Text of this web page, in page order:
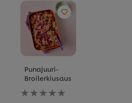
Punajuuri-
Broilerkiusaus
Ei
arvioita